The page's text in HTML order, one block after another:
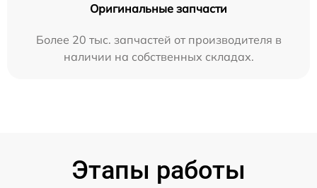
Оригинальные запчасти
Более 20 тыс. запчастей от производителя в
наличии на собственных складах.
Этапы работы